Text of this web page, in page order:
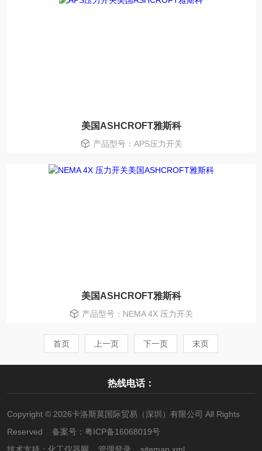
美国ASHCROFT雅斯科
产品型号：APS压力开关
美国ASHCROFT雅斯科
产品型号：NEMA 4X 压力开关
首页 上一页 下一页 末页
热线电话：
Copyright © 2026卡洛斯莫国际贸易（深圳）有限公司 All Rights
Reserved 备案号： 粤ICP备16068019号